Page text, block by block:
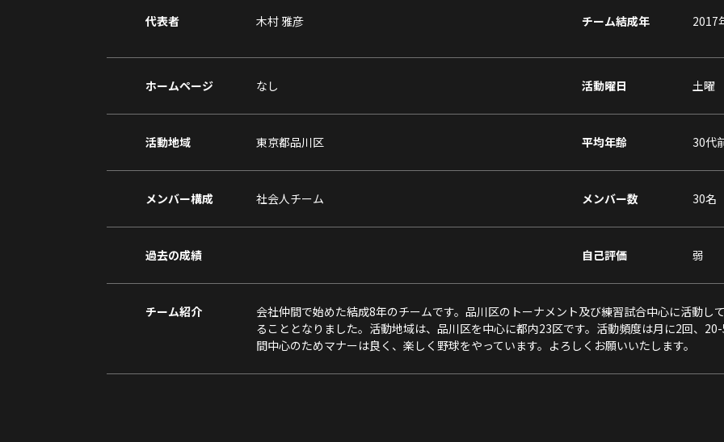
代表者 木村 雅彦 チーム結成年 2017
ホームページ なし 活動曜日 土曜
活動地域 東京都品川区 平均年齢 30代
メンバー構成 社会人チーム メンバー数 30名
過去の成績 自己評価 弱
チーム紹介
会社仲間で始めた結成8年のチームです。品川区のトーナメント及び練習試合中心に活動
ることとなりました。活動地域は、品川区を中心に都内23区です。活動頻度は月に2回、
間中心のためマナーは良く、楽しく野球をやっています。よろしくお願いいたします。